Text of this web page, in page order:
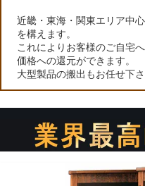
近畿・東海・関東エリア中
を構えます。
これによりお客様のご自宅
価格への還元ができます。
大型製品の搬出もお任せ下さ